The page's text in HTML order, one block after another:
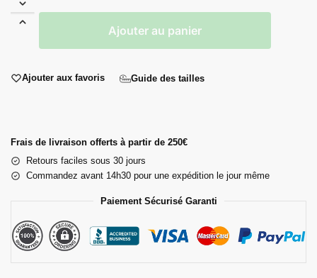
Ajouter au panier
Ajouter aux favoris Guide des tailles
Frais de livraison offerts à partir de 250€
Retours faciles sous 30 jours
Commandez avant 14h30 pour une expédition le jour même
Paiement Sécurisé Garanti